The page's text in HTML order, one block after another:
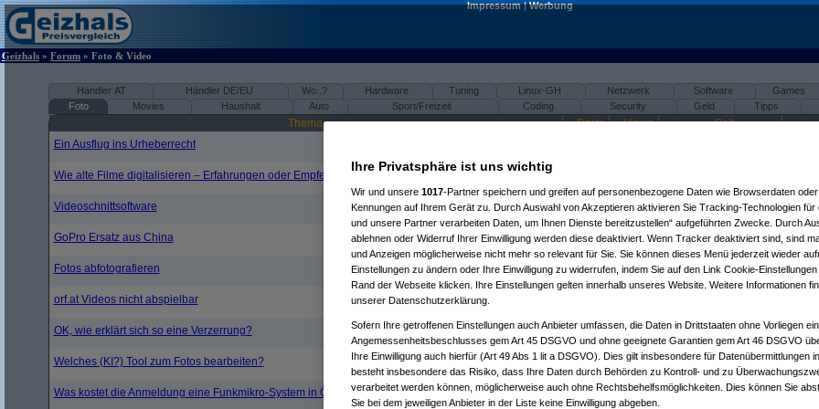
Impressum|Werbung
Geizhals » Forum » Foto & Video
Händler AT
Händler DE/EU Wo..? Hardware Tuning Linux-GH Netzwerk Software Games
Foto
Movies Haushalt Auto Sport/Freizeit Coding Security Geld Tipps
Thema Posts Views Seit
Ein Ausflug ins Urheberrecht
Wie alte Filme digitalisieren – Erfahrungen oder Empfehlungen?
Videoschnittsoftware
ApALex 6 654
27.03.2026,
10:24 Uhr
GoPro Ersatz aus China
wieselfried 33 2295
20.07.2016,
Fotos abfotografieren
jagabluat 18 785
30.01.2026,
orf.at Videos nicht abspielbar
OK, wie erklärt sich so eine Verzerrung?
1353
17.10.2025,
00:55 Uhr
Welches (KI?) Tool zum Fotos bearbeiten?
19 1080
25.07.2025,
13:23 Uhr
Was kostet die Anmeldung eine Funkmikro-System in Ö?
26.02.2025,
Ihre Privatsphäre ist uns wichtig
Wir und unsere 1017-Partner speichern und greifen auf personenbezogene Daten wie Browserdaten
Kennungen auf Ihrem Gerät zu. Durch Auswahl von Akzeptieren aktivieren Sie Tracking-Technologien für
und unsere Partner verarbeiten Daten, um Ihnen Dienste bereitzustellen“ aufgeführten Zwecke. Durch
ablehnen oder Widerruf Ihrer Einwilligung werden diese deaktiviert. Wenn Tracker deaktiviert sind, sind
und Anzeigen möglicherweise nicht mehr so relevant für Sie. Sie können dieses Menü jederzeit wieder
Einstellungen zu ändern oder Ihre Einwilligung zu widerrufen, indem Sie auf den Link Cookie-
Rand der Webseite klicken. Ihre Einstellungen gelten innerhalb unseres Website. Weitere Informationen
unserer Datenschutzerklärung.
Sofern Ihre getroffenen Einstellungen auch Anbieter umfassen, die Daten in Drittstaaten ohne Vorliegen
Angemessenheitsbeschlusses gem Art 45 DSGVO und ohne geeignete Garantien gem Art 46 DSGVO
Ihre Einwilligung auch hierfür (Art 49 Abs 1 lit a DSGVO). Dies gilt insbesondere für Datenübermittlungen
besteht insbesondere das Risiko, dass Ihre Daten durch Behörden zu Kontroll- und zu
verarbeitet werden können, möglicherweise auch ohne Rechtsbehelfsmöglichkeiten. Dies können Sie
Sie bei dem jeweiligen Anbieter in der Liste keine Einwilligung abgeben.